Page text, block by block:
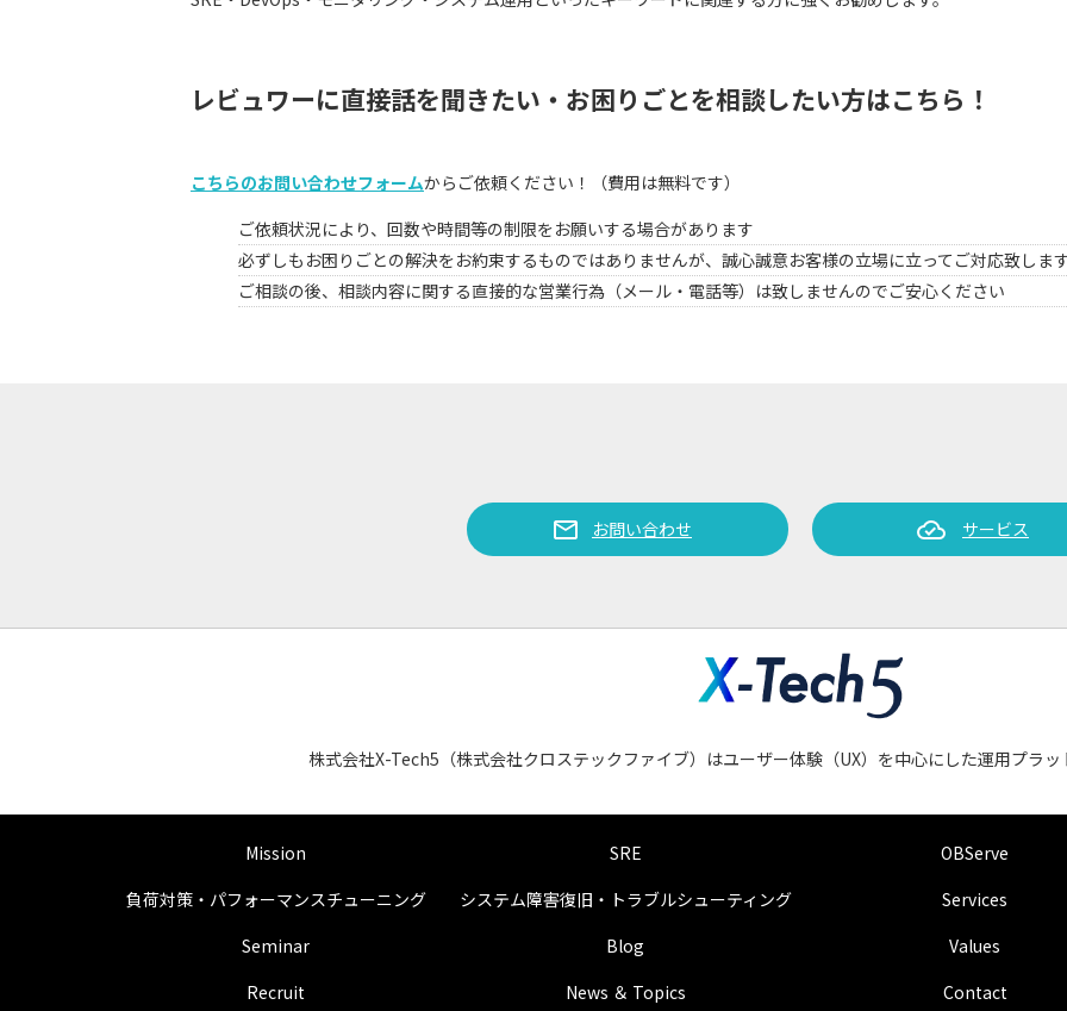
レビュワーに直接話を聞きたい・お困りごとを相談したい方はこちら！
こちらのお問い合わせフォームからご依頼ください！（費用は無料です）
ご依頼状況により、回数や時間等の制限をお願いする場合があります
必ずしもお困りごとの解決をお約束するものではありませんが、誠心誠意お客様の立場に立ってご対応致しま
ご相談の後、相談内容に関する直接的な営業行為（メール・電話等）は致しませんのでご安心ください
mail お問い合わせ cloud_done サービス
株式会社X-Tech5（株式会社クロステックファイブ）はユーザー体験（UX）を中心にした運用プラ
Mission SRE
OBServe
負荷対策・パフォーマンスチューニング
システム障害復旧・トラブルシューティング
Services
Seminar
Blog
Values
Recruit
News ＆ Topics Contact